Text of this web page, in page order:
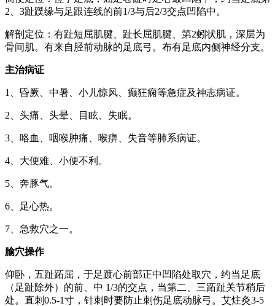
2、3趾蹼缘与足跟连线的前1/3与后2/3交点凹陷中。
解剖定位：有趾短屈肌腱、趾长屈肌腱、第2蚓状肌，深层为
骨间肌。有来自胫前动脉的足底弓。布有足底内侧神经分支。
主治病证
1、昏厥、中暑、小儿惊风、癫狂痫等急症及神志病证。
2、头痛、头晕、目眩、失眠。
3、咯血、咽喉肿痛、喉痹、失音等肺系病证。
4、大便难、小便不利。
5、奔豚气。
6、足心热。
7、急救穴之一。
腧穴操作
仰卧，五趾跖屈，于足踱心前部正中凹陷处取穴，约当足底
（足趾除外）的前、中 1/3的交点，当第二、三跖趾关节稍后
处。直刺0.5-1寸，针刺时要防止刺伤足底动脉弓。艾炷灸3-5